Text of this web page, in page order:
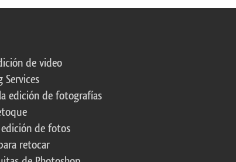
de video
Services
edición de fotografías
de fotos
retocar